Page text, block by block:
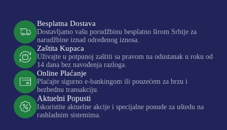
Besplatna Dostava
Dostavljamo vašu porudžbinu besplatno širom Srbije za
narudžbine iznad određenog iznosa.
Zaštita Kupaca
Uživajte u potpunoj zaštiti sa pravom na odustanak u roku od
14 dana bez navođenja razloga.
Online Plaćanje
Plaćajte sigurno e-bankingom ili pouzećem za brzu i
bezbednu transakciju.
Aktuelni Popusti
Iskoristite aktuelne akcije i specijalne ponude za uštedu na
rashladnim sistemima.